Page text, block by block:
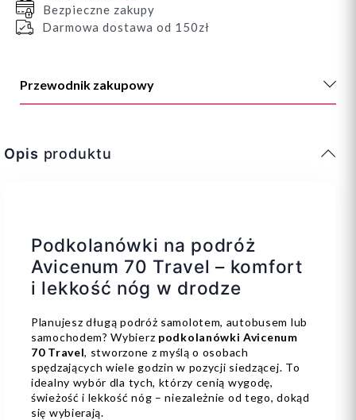
Bezpieczne zakupy
Darmowa dostawa od 150zł
Przewodnik zakupowy
Opis produktu
Podkolanówki na podróż
Avicenum 70 Travel – komfort
i lekkość nóg w drodze
Planujesz długą podróż samolotem, autobusem lub
samochodem? Wybierz podkolanówki Avicenum
70 Travel, stworzone z myślą o osobach
spędzających wiele godzin w pozycji siedzącej. To
idealny wybór dla tych, którzy cenią wygodę,
świeżość i lekkość nóg – niezależnie od tego, dokąd
się wybierają.